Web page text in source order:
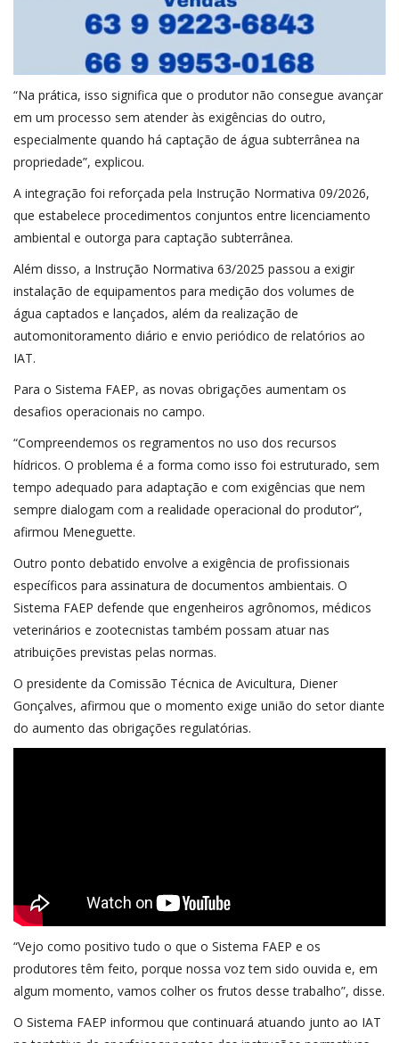
“Na prática, isso significa que o produtor não consegue avançar
em um processo sem atender às exigências do outro,
especialmente quando há captação de água subterrânea na
propriedade”, explicou.
A integração foi reforçada pela Instrução Normativa 09/2026,
que estabelece procedimentos conjuntos entre licenciamento
ambiental e outorga para captação subterrânea.
Além disso, a Instrução Normativa 63/2025 passou a exigir
instalação de equipamentos para medição dos volumes de
água captados e lançados, além da realização de
automonitoramento diário e envio periódico de relatórios ao
IAT.
Para o Sistema FAEP, as novas obrigações aumentam os
desafios operacionais no campo.
“Compreendemos os regramentos no uso dos recursos
hídricos. O problema é a forma como isso foi estruturado, sem
tempo adequado para adaptação e com exigências que nem
sempre dialogam com a realidade operacional do produtor”,
afirmou Meneguette.
Outro ponto debatido envolve a exigência de profissionais
específicos para assinatura de documentos ambientais. O
Sistema FAEP defende que engenheiros agrônomos, médicos
veterinários e zootecnistas também possam atuar nas
atribuições previstas pelas normas.
O presidente da Comissão Técnica de Avicultura, Diener
Gonçalves, afirmou que o momento exige união do setor diante
do aumento das obrigações regulatórias.
“Vejo como positivo tudo o que o Sistema FAEP e os
produtores têm feito, porque nossa voz tem sido ouvida e, em
algum momento, vamos colher os frutos desse trabalho”, disse.
O Sistema FAEP informou que continuará atuando junto ao IAT